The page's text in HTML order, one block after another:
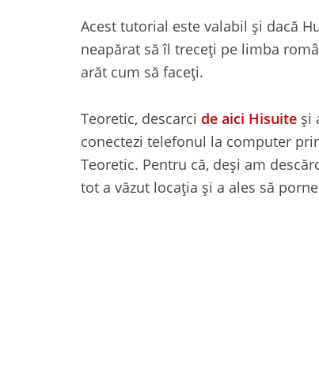
Acest tutorial este valabil și dacă
neapărat să îl treceți pe limba
arăt cum să faceți.
Teoretic, descarci de aici Hisuite și
conectezi telefonul la computer
Teoretic. Pentru că, deși am
tot a văzut locația și a ales să